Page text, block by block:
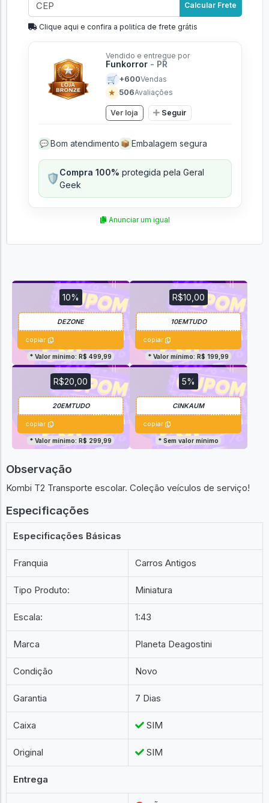
Calcular Frete
Clique aqui e confira a politíca de frete grátis
Vendido e entregue por
Funkorror - PR
🛒 +600Vendas
★ 506Avaliações
Ver loja Seguir
💬 Bom atendimento 📦 Embalagem segura
🛡️Compra 100% protegida pela Geral
Geek
Anunciar um igual
10%
copiar
* Valor mínimo: R$ 499,99
R$10,00
copiar
* Valor mínimo: R$ 199,99
R$20,00
copiar
* Valor mínimo: R$ 299,99
5%
copiar
* Sem valor mínimo
Observação
Kombi T2 Transporte escolar. Coleção veículos de serviço!
Especificações
Especificações Básicas
Franquia Carros Antigos
Tipo Produto: Miniatura
Escala: 1:43
Marca Planeta Deagostini
Condição Novo
Garantia 7 Dias
Caixa SIM
Original SIM
Entrega